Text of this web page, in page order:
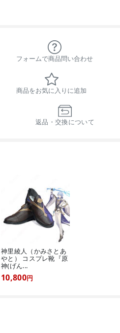
フォームで商品問い合わせ
商品をお気に入りに追加
返品・交換について
神里綾人（かみさとあ
やと） コスプレ靴『原
神(げん...
10,800円